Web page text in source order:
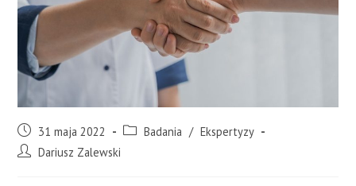
31 maja 2022 Badania / Ekspertyzy
Dariusz Zalewski